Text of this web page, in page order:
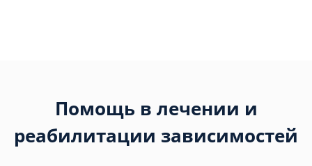
Помощь в лечении и
реабилитации зависимостей